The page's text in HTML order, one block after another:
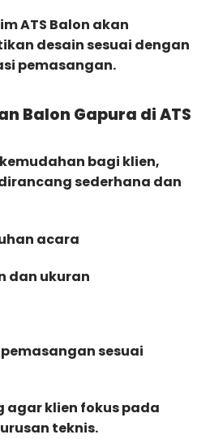
ATS Balon akan
desain sesuai dengan
pemasangan.
Balon Gapura di ATS
bagi klien,
sederhana dan
acara
dan ukuran
sesuai
agar klien fokus pada
teknis.